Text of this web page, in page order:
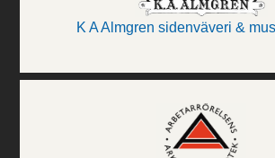
K A Almgren sidenväveri &